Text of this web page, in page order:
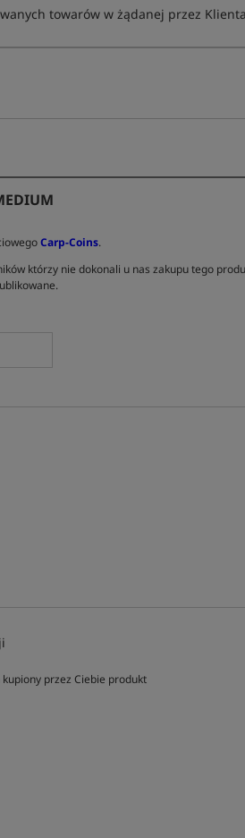
towarów w żądanej przez
Carp-Coins.
którzy nie dokonali u nas zakupu tego
przez Ciebie produkt